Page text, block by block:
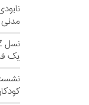
مدنی
یک